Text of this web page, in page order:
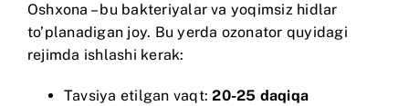
Oshxona – bu bakteriyalar va yoqimsiz hidlar
to’planadigan joy. Bu yerda ozonator quyidagi
rejimda ishlashi kerak:
Tavsiya etilgan vaqt:20-25 daqiqa